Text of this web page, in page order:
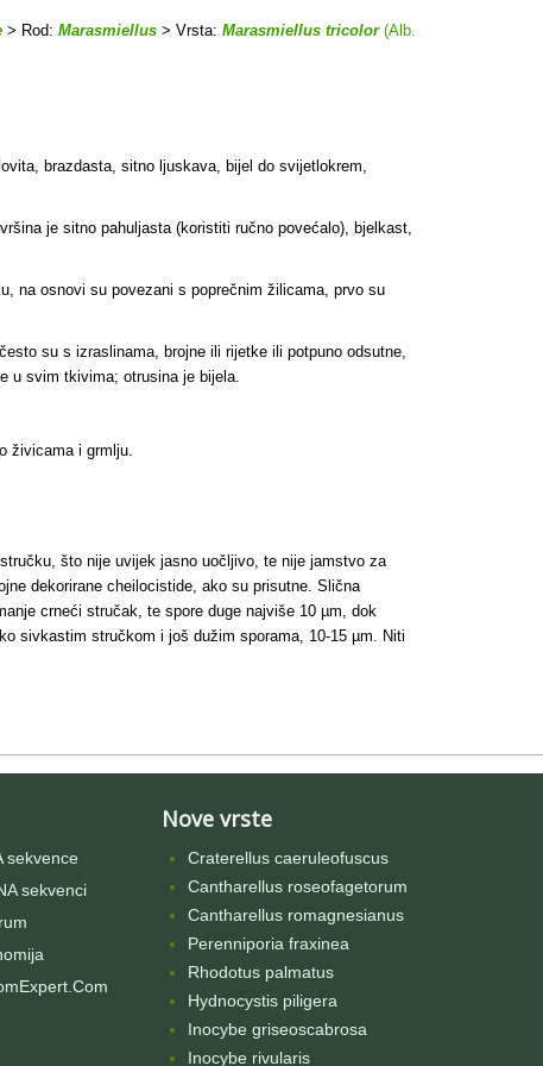
> Rod: Marasmiellus > Vrsta: Marasmiellus tricolor(Alb.
brazdasta, sitno ljuskava, bijel do svijetlokrem,
je sitno pahuljasta (koristiti ručno povećalo), bjelkast,
na osnovi su povezani s poprečnim žilicama, prvo su
su s izraslinama, brojne ili rijetke ili potpuno odsutne,
u svim tkivima; otrusina je bijela.
živicama i grmlju.
što nije uvijek jasno uočljivo, te nije jamstvo za
dekorirane cheilocistide, ako su prisutne. Slična
crneći stručak, te spore duge najviše 10 µm, dok
sivkastim stručkom i još dužim sporama, 10-15 µm. Niti
sekvence
sekvenci
Nove vrste
Craterellus caeruleofuscus
Cantharellus roseofagetorum
Cantharellus romagnesianus
Perenniporia fraxinea
Rhodotus palmatus
Hydnocystis piligera
Inocybe griseoscabrosa
Inocybe rivularis